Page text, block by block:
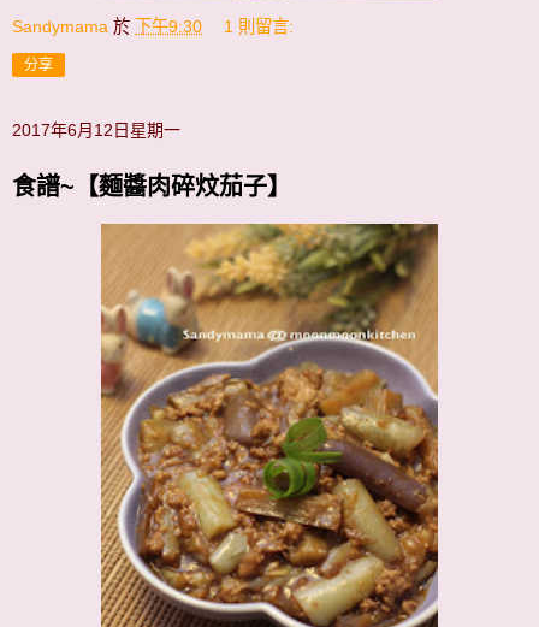
Sandymama 於 下午9:30 1 則留言:
分享
2017年6月12日星期一
食譜~【麵醬肉碎炆茄子】